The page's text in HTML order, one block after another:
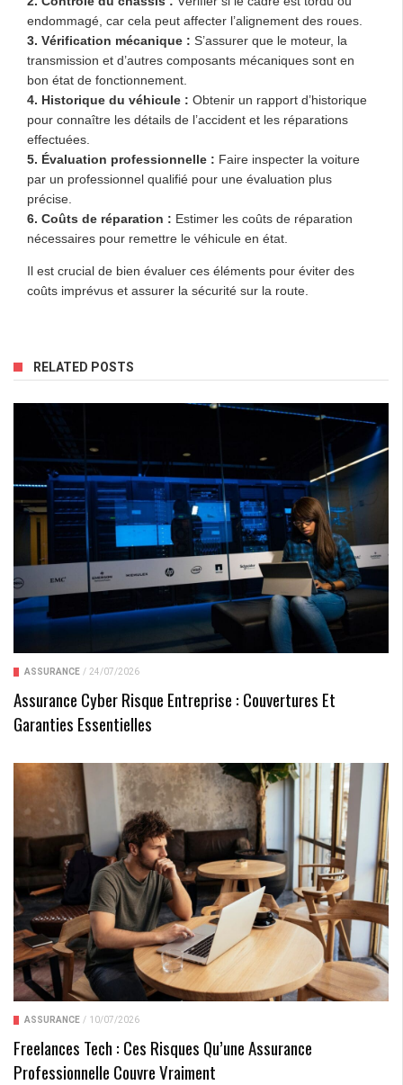
endommagé, car cela peut affecter l’alignement des roues.
3. Vérification mécanique : S’assurer que le moteur, la
transmission et d’autres composants mécaniques sont en
bon état de fonctionnement.
4. Historique du véhicule : Obtenir un rapport d’historique
pour connaître les détails de l’accident et les réparations
effectuées.
5. Évaluation professionnelle : Faire inspecter la voiture
par un professionnel qualifié pour une évaluation plus
précise.
6. Coûts de réparation : Estimer les coûts de réparation
nécessaires pour remettre le véhicule en état.
Il est crucial de bien évaluer ces éléments pour éviter des
coûts imprévus et assurer la sécurité sur la route.
RELATED POSTS
ASSURANCE / 24/07/2026
Assurance Cyber Risque Entreprise : Couvertures Et
Garanties Essentielles
ASSURANCE / 10/07/2026
Freelances Tech : Ces Risques Qu’une Assurance
Professionnelle Couvre Vraiment